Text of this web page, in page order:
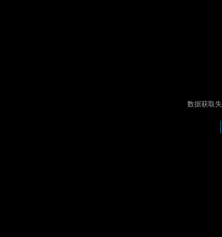
数据获取